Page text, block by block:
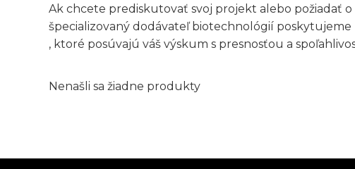
Ak chcete prediskutovať svoj projekt alebo požiadať
špecializovaný dodávateľ biotechnológií poskytujeme
, ktoré posúvajú váš výskum s presnosťou a
Nenašli sa žiadne produkty